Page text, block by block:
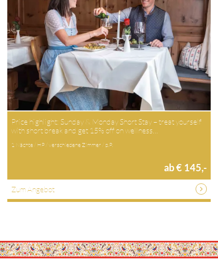
Price highlight: Sunday & Monday Short Stay – treat yourself
with short break and get 15% off on wellness…
1 Nächte / HP / verschiedene Zimmer / p.P.
ab € 145,-
Zum Angebot